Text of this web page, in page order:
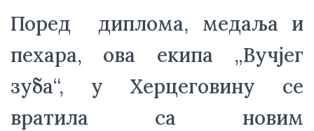
Поред  диплома, медаља и
пехара, ова екипа „Вучјег
зуба“, у Херцеговину се
вратила са новим